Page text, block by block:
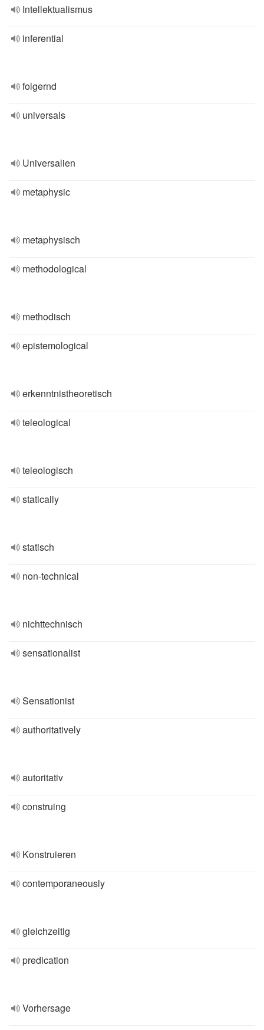
Intellektualismus
inferential
folgernd
universals
Universalien
metaphysic
metaphysisch
methodological
methodisch
epistemological
erkenntnistheoretisch
teleological
teleologisch
statically
statisch
non-technical
nichttechnisch
sensationalist
Sensationist
authoritatively
autoritativ
construing
Konstruieren
contemporaneously
gleichzeitig
predication
Vorhersage